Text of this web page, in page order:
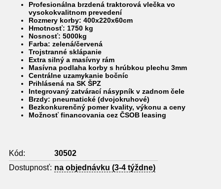
Profesionálna brzdená traktorová vlečka vo
vysokokvalitnom prevedení
Rozmery korby: 400x220x60cm
Hmotnosť: 1750 kg
Nosnosť: 5000kg
Farba: zelená/červená
Trojstranné sklápanie
Extra silný a masívny rám
Masívna podlaha korby s hrúbkou plechu 3mm
Centrálne uzamykanie bočníc
Prihlásená na SK ŠPZ
Integrovaný zatvárací násypník v zadnom čele
Brzdy: pneumatické (dvojokruhové)
Bezkonkurenčný pomer kvality, výkonu a ceny
Možnosť financovania cez ČSOB leasing
Kód:
30502
Dostupnosť: na objednávku (3-4 týždne)